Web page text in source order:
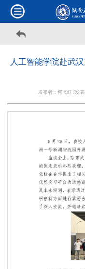
人工智能学院赴武
发布者：何飞红 [发